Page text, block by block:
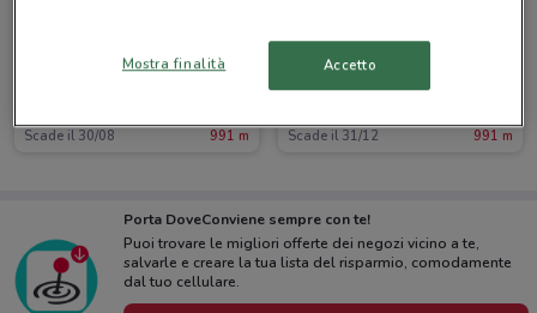
Scade il 30/08 991 m
TIM
Scade il 31/12 991 m
Porta DoveConviene sempre con te!
Puoi trovare le migliori offerte dei negozi vicino a te,
salvarle e creare la tua lista del risparmio, comodamente
dal tuo cellulare.
Mostra finalità Accetto